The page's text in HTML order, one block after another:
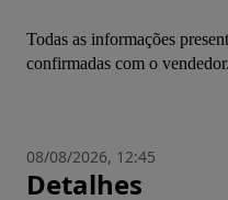
Todas as informações
confirmadas com o vendedor.
08/08/2026, 12:45
Detalhes